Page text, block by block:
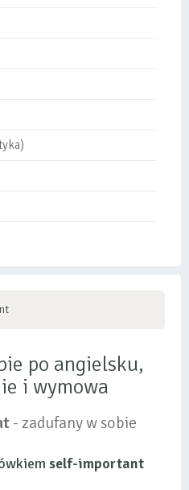
po angielsku,
i wymowa
- zadufany w sobie
self-important